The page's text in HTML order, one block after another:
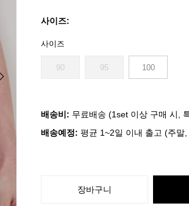
사이즈:
사이즈
90 95 100
배송비: 무료배송 (1set 이상 구매 시,
배송예정: 평균 1~2일 이내 출고 (주말
장바구니